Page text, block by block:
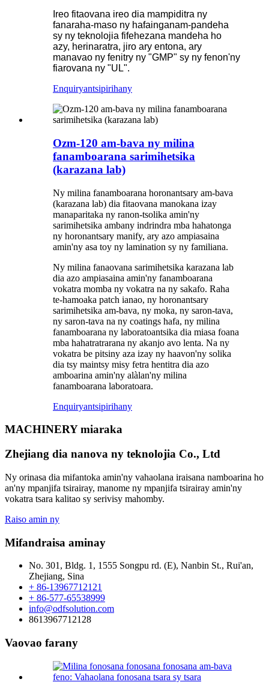
Ireo fitaovana ireo dia mampiditra ny
fanaraha-maso ny hafainganam-pandeha
sy ny teknolojia fifehezana mandeha ho
azy, herinaratra, jiro ary entona, ary
manavao ny fenitry ny "GMP" sy ny fenon'ny
fiarovana ny "UL".
Enquiryantsipirihany
Ozm-120 am-bava ny milina
fanamboarana sarimihetsika
(karazana lab)
Ny milina fanamboarana horonantsary am-bava
(karazana lab) dia fitaovana manokana izay
manaparitaka ny ranon-tsolika amin'ny
sarimihetsika ambany indrindra mba hahatonga
ny horonantsary manify, ary azo ampiasaina
amin'ny asa toy ny lamination sy ny familiana.
Ny milina fanaovana sarimihetsika karazana lab
dia azo ampiasaina amin'ny fanamboarana
vokatra momba ny vokatra na ny sakafo. Raha
te-hamoaka patch ianao, ny horonantsary
sarimihetsika am-bava, ny moka, ny saron-tava,
ny saron-tava na ny coatings hafa, ny milina
fanamboarana ny laboratoantsika dia miasa foana
mba hahatratrarana ny akanjo avo lenta. Na ny
vokatra be pitsiny aza izay ny haavon'ny solika
dia tsy maintsy misy fetra hentitra dia azo
amboarina amin'ny alàlan'ny milina
fanamboarana laboratoara.
Enquiryantsipirihany
MACHINERY miaraka
Zhejiang dia nanova ny teknolojia Co., Ltd
Ny orinasa dia mifantoka amin'ny vahaolana iraisana namboarina ho
an'ny mpanjifa tsirairay, manome ny mpanjifa tsirairay amin'ny
vokatra tsara kalitao sy serivisy mahomby.
Raiso amin ny
Mifandraisa aminay
No. 301, Bldg. 1, 1555 Songpu rd. (E), Nanbin St., Rui'an,
Zhejiang, Sina
+ 86-13967712121
+ 86-577-65538999
info@odfsolution.com
8613967712128
Vaovao farany